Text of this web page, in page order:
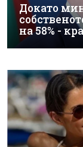
Докато
на 58% -